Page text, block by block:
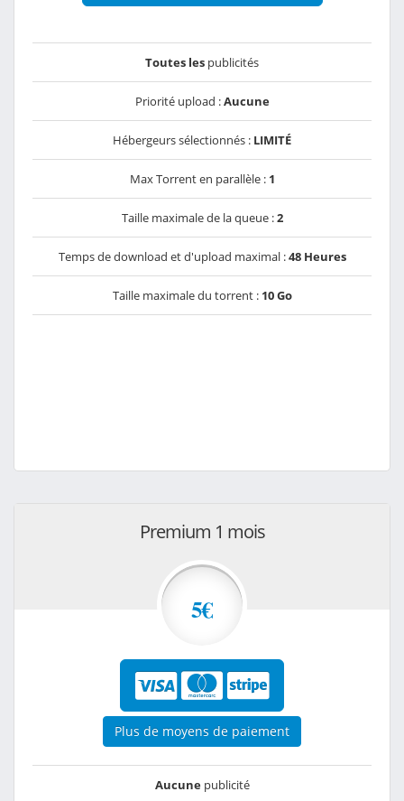
Toutes les publicités
Priorité upload :Aucune
Hébergeurs sélectionnés : LIMITÉ
Max Torrent en parallèle : 1
Taille maximale de la queue :2
Temps de download et d'upload maximal :48 Heures
Taille maximale du torrent : 10 Go
Premium 1 mois
5€
Plus de moyens de paiement
Aucunepublicité